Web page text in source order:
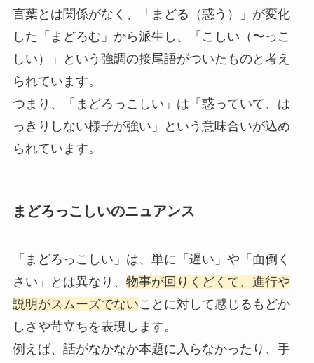
言葉とは関係がなく、「まどる（惑う）」が変化
した「まどろむ」から派生し、「こしい（〜っこ
しい）」という強調の接尾語がついたものと考え
られています。
つまり、「まどろっこしい」は「惑っていて、は
っきりしない様子が強い」という意味合いが込め
られています。
まどろっこしいのニュアンス
「まどろっこしい」は、単に「遅い」や「面倒く
さい」とは異なり、 物事が回りくどくて、進行や
説明がスムーズでないことに対して感じるもどか
しさや苛立ちを表現します。
例えば、話がなかなか本題に入らなかったり、手